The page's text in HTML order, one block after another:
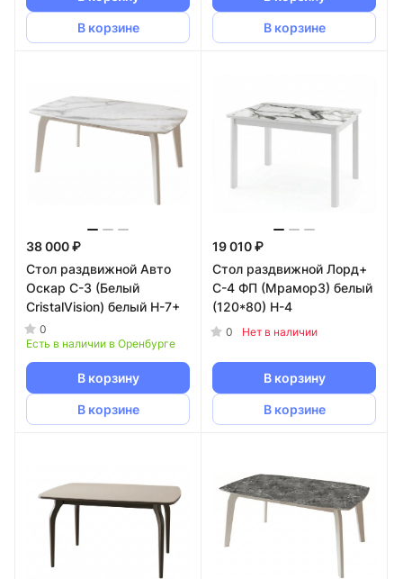
В корзине В корзине
38 000 ₽
Стол раздвижной Авто
Оскар С-3 (Белый
CristalVision) белый Н-7+
0
Есть в наличии в Оренбурге
В корзину
В корзине
19 010 ₽
Стол раздвижной Лорд+
С-4 ФП (Мрамор3) белый
(120*80) Н-4
0 Нет в наличии
В корзину
В корзине